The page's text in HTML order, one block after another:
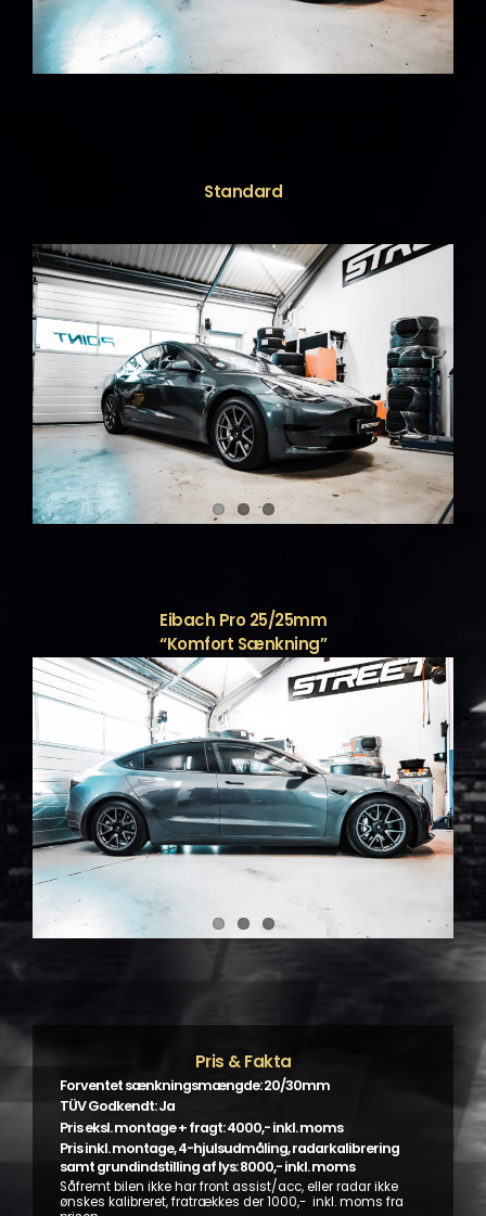
Standard
Eibach Pro 25/25mm
“Komfort Sænkning”
Pris & Fakta
Forventet sænkningsmængde: 20/30mm
TÜV Godkendt: Ja
Pris eksl. montage + fragt: 4000,- inkl. moms
Pris inkl. montage, 4-hjulsudmåling, radarkalibrering
samt grundindstilling af lys: 8000,- inkl. moms
Såfremt bilen ikke har front assist/acc, eller radar ikke
ønskes kalibreret, fratrækkes der 1000,- inkl. moms fra